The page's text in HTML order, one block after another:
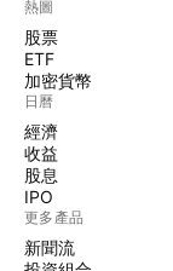
熱圖
股票
ETF
加密貨幣
日曆
經濟
收益
股息
IPO
更多產品
新聞流